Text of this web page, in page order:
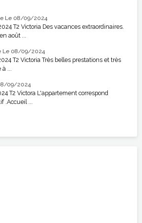
Le 08/09/2024
T2 Victoria Des vacances extraordinaires.
août ...
Le 08/09/2024
T2 Victoria Très belles prestations et très
à ...
09/2024
T2 Victora L'appartement correspond
.Accueil ...